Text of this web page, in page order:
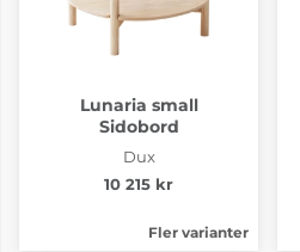
Lunaria small
Sidobord
Dux
10 215 kr
Fler varianter